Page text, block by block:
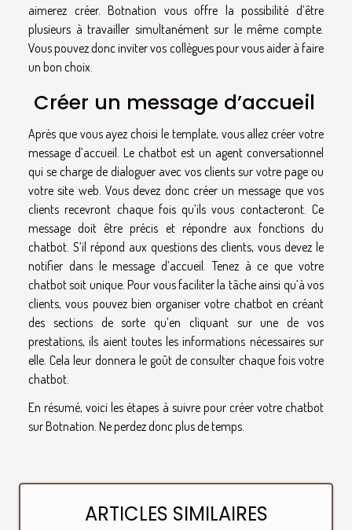
aimerez créer. Botnation vous offre la possibilité d’être
plusieurs à travailler simultanément sur le même compte.
Vous pouvez donc inviter vos collègues pour vous aider à faire
un bon choix.
Créer un message d’accueil
Après que vous ayez choisi le template, vous allez créer votre
message d’accueil. Le chatbot est un agent conversationnel
qui se charge de dialoguer avec vos clients sur votre page ou
votre site web. Vous devez donc créer un message que vos
clients recevront chaque fois qu’ils vous contacteront. Ce
message doit être précis et répondre aux fonctions du
chatbot. S’il répond aux questions des clients, vous devez le
notifier dans le message d’accueil. Tenez à ce que votre
chatbot soit unique. Pour vous faciliter la tâche ainsi qu’à vos
clients, vous pouvez bien organiser votre chatbot en créant
des sections de sorte qu’en cliquant sur une de vos
prestations, ils aient toutes les informations nécessaires sur
elle. Cela leur donnera le goût de consulter chaque fois votre
chatbot.
En résumé, voici les étapes à suivre pour créer votre chatbot
sur Botnation. Ne perdez donc plus de temps.
ARTICLES SIMILAIRES